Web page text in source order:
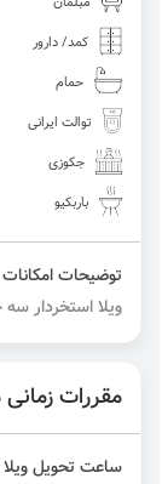
کمد/ دارور
حمام
توالت ایرانی
جکوزی
باربکیو
توضیحات امکانات
ویلا استخردار سه
مقررات
ساعت تحویل